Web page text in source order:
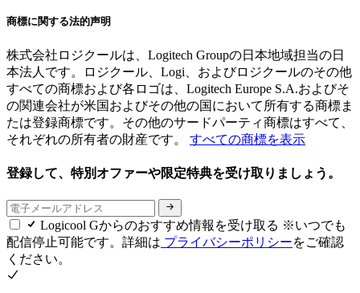
商標に関する法的声明
株式会社ロジクールは、Logitech Groupの日本地域担当の日
本法人です。ロジクール、Logi、およびロジクールのその他
すべての商標および各ロゴは、Logitech Europe S.A.およびそ
の関連会社が米国およびその他の国において所有する商標ま
たは登録商標です。その他のサードパーティ商標はすべて、
それぞれの所有者の財産です。 すべての商標を表示
登録して、特別オファーや限定特典を受け取りましょう。
Logicool Gからのおすすめ情報を受け取る ※いつでも
配信停止可能です。詳細は プライバシーポリシーをご確認
ください。